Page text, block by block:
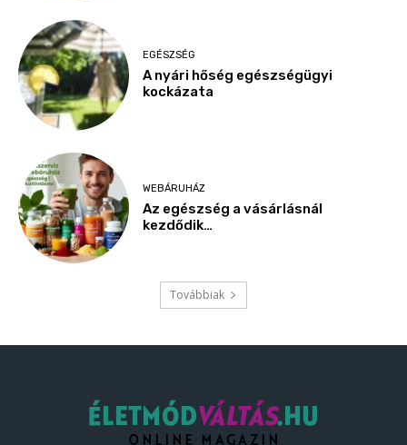
EGÉSZSÉG
A nyári hőség egészségügyi
kockázata
WEBÁRUHÁZ
Az egészség a vásárlásnál
kezdődik…
Továbbiak